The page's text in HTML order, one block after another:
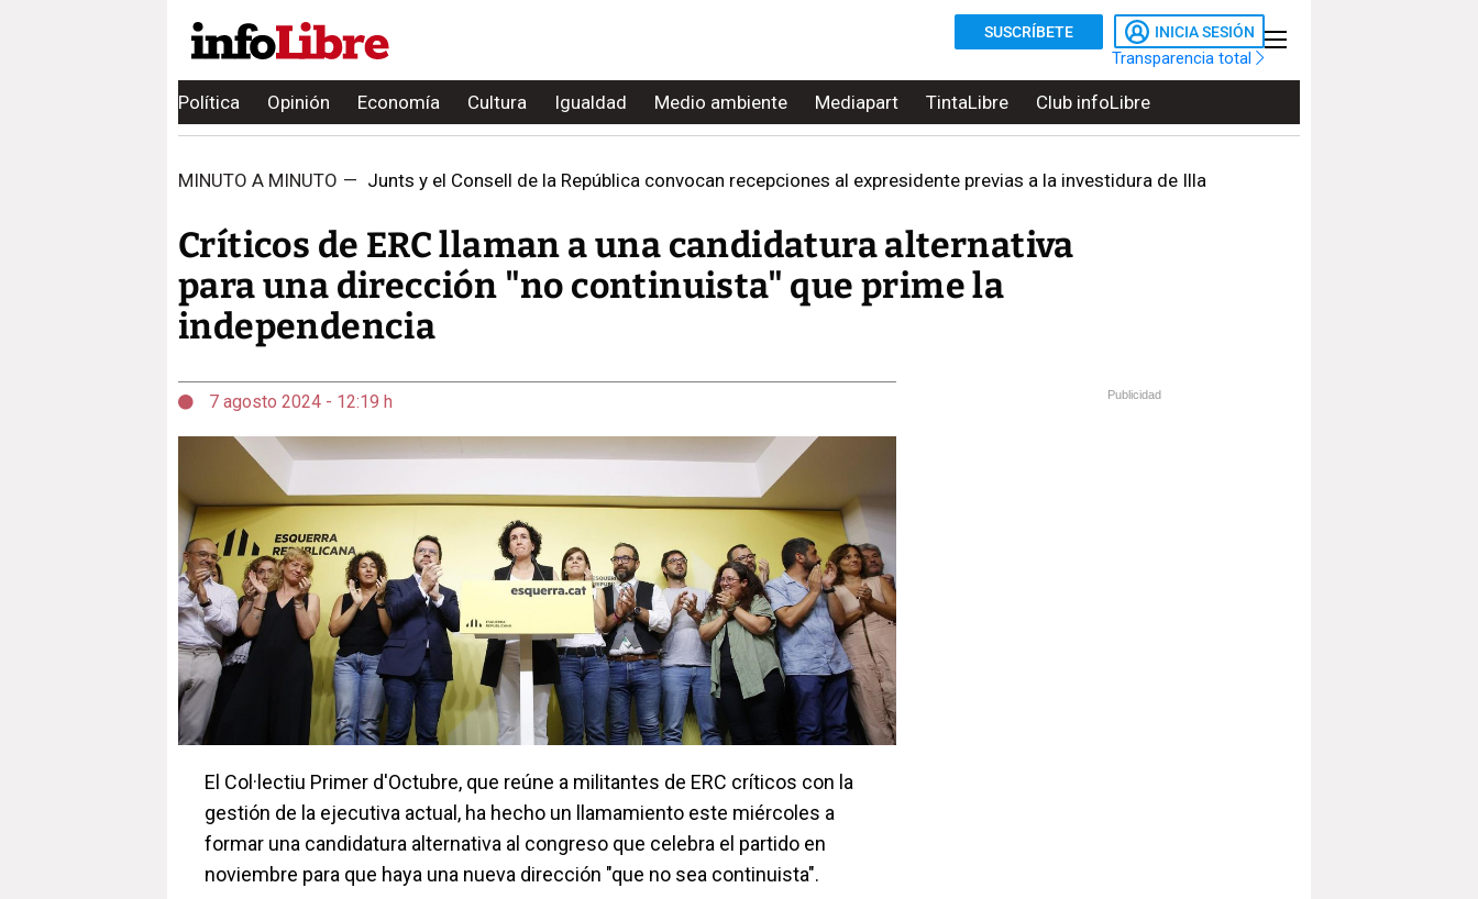
SUSCRÍBETE INICIA SESIÓN
Transparencia total
Política Opinión Economía Cultura Igualdad Medio ambiente Mediapart TintaLibre Club infoLibre
MINUTO A MINUTO — Junts y el Consell de la República convocan recepciones al expresidente previas a la investidura de Illa
Críticos de ERC llaman a una candidatura alternativa
para una dirección "no continuista" que prime la
independencia
7 agosto 2024 - 12:19 h
El Col·lectiu Primer d'Octubre, que reúne a militantes de ERC críticos con la
gestión de la ejecutiva actual, ha hecho un llamamiento este miércoles a
formar una candidatura alternativa al congreso que celebra el partido en
noviembre para que haya una nueva dirección "que no sea continuista".
Publicidad